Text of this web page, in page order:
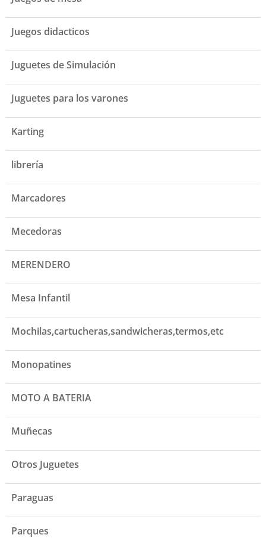
Juegos didacticos
Juguetes de Simulación
Juguetes para los varones
Karting
librería
Marcadores
Mecedoras
MERENDERO
Mesa Infantil
Mochilas,cartucheras,sandwicheras,termos,etc
Monopatines
MOTO A BATERIA
Muñecas
Otros Juguetes
Paraguas
Parques